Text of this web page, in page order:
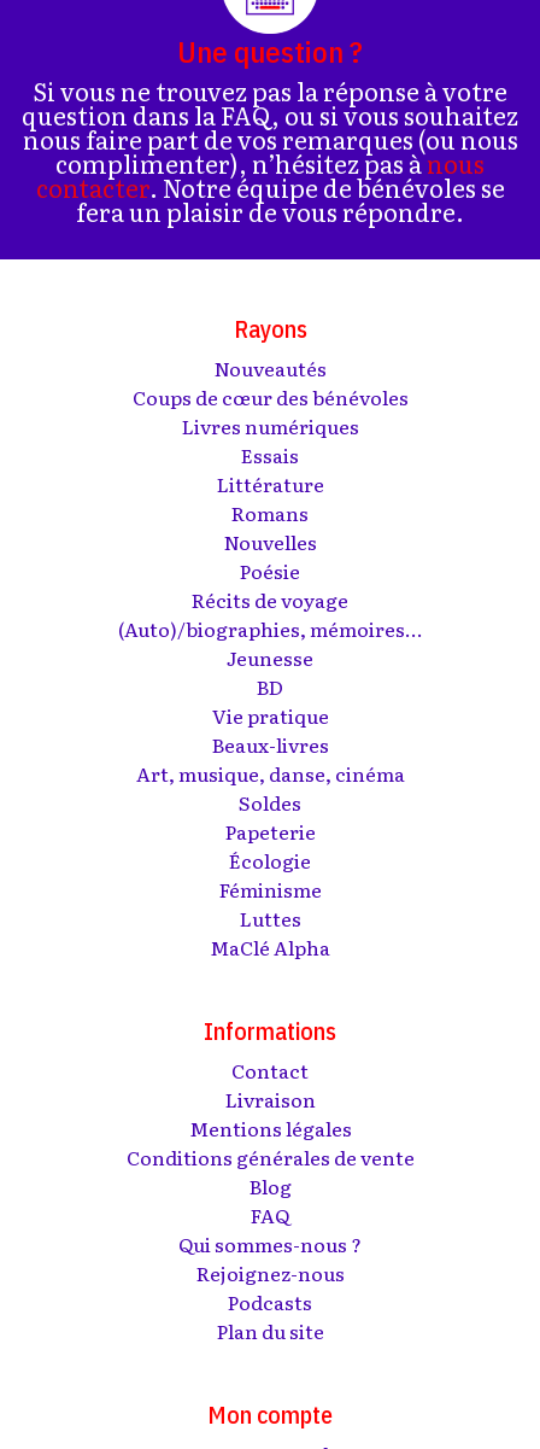
Une question ?
Si vous ne trouvez pas la réponse à votre
question dans la FAQ, ou si vous souhaitez
nous faire part de vos remarques (ou nous
complimenter), n’hésitez pas ànous
contacter. Notre équipe de bénévoles se
fera un plaisir de vous répondre.
Rayons
Nouveautés
Coups de cœur des bénévoles
Livres numériques
Essais
Littérature
Romans
Nouvelles
Poésie
Récits de voyage
(Auto)/biographies, mémoires...
Jeunesse
BD
Vie pratique
Beaux-livres
Art, musique, danse, cinéma
Soldes
Papeterie
Écologie
Féminisme
Luttes
MaClé Alpha
Informations
Contact
Livraison
Mentions légales
Conditions générales de vente
Blog
FAQ
Qui sommes-nous ?
Rejoignez-nous
Podcasts
Plan du site
Mon compte